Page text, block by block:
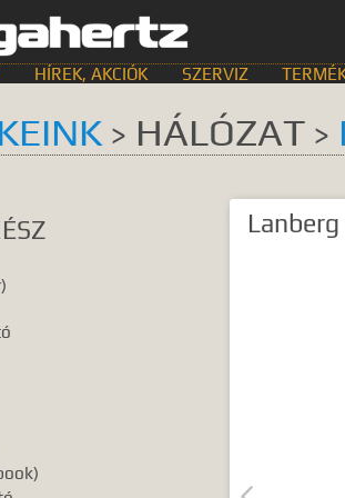
HÍREK, AKCIÓK SZERVIZ
sem
Meg kell
> HÁLÓZAT >